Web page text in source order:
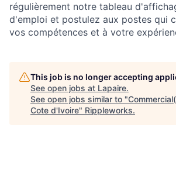
régulièrement notre tableau
d'emploi et postulez aux postes qui
vos compétences et à votre
This job is no longer accepting
See open jobs at Lapaire.
See open jobs similar to "
Cote d'Ivoire" Rippleworks.